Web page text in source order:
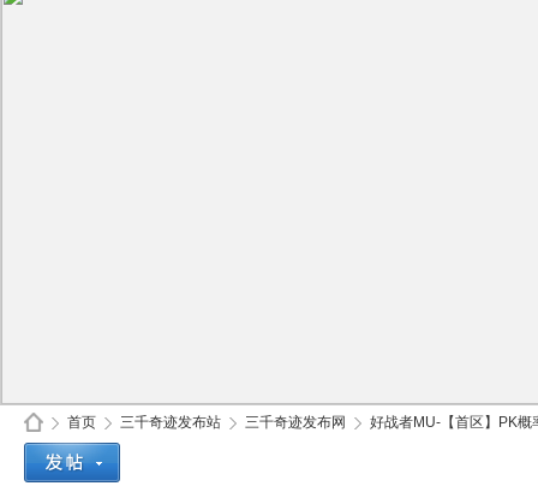
首页 三千奇迹发布站 三千奇迹发布网 好战者MU-【首区】PK概